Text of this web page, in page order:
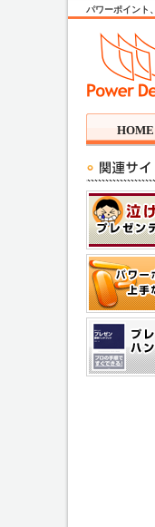
パワーポイント
HOME